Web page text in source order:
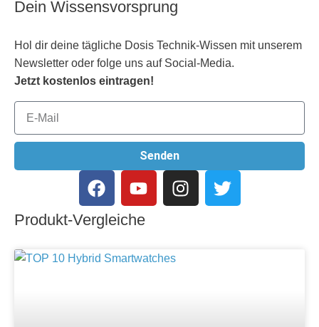
Dein Wissensvorsprung
Hol dir deine tägliche Dosis Technik-Wissen mit unserem
Newsletter oder folge uns auf Social-Media.
Jetzt kostenlos eintragen!
Senden
Produkt-Vergleiche